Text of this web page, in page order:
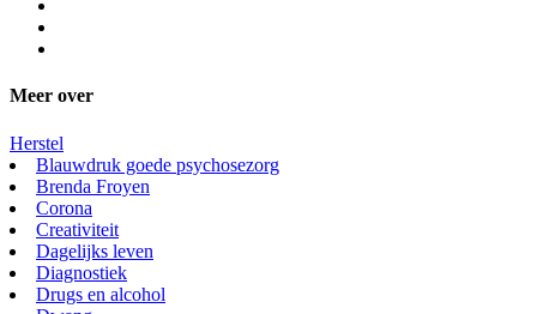
Meer over
Herstel
Blauwdruk goede psychosezorg
Brenda Froyen
Corona
Creativiteit
Dagelijks leven
Diagnostiek
Drugs en alcohol